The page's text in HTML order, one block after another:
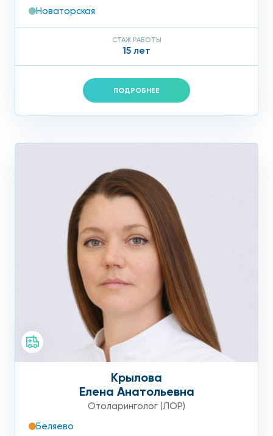
Новаторская
СТАЖ РАБОТЫ
15 лет
ПОДРОБНЕЕ
Крылова
Елена Анатольевна
Отоларинголог (ЛОР)
Беляево